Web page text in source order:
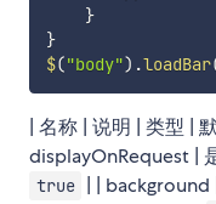
}
}
$("body") .loadBar
| 名称 | 说明 | 类型 |
displayOnRequest |
true | | background